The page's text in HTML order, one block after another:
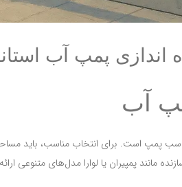
پمپ آب
آب
پمپ است. برای انتخاب مناسب، باید
مانند پمپیران یا لوارا مدل‌های متنوعی